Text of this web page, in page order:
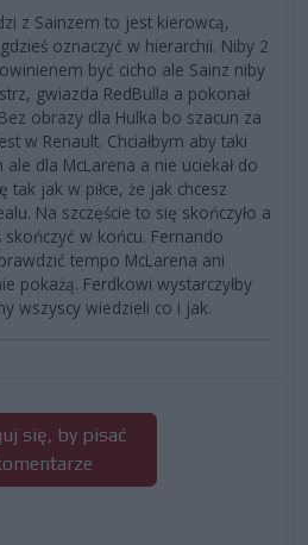
z Sainzem to jest kierowcą,
oznaczyć w hierarchii. Niby 2
być cicho ale Sainz niby
gwiazda RedBulla a pokonał
obrazy dla Hulka bo szacun za
w Renault. Chciałbym aby taki
dla McLarena a nie uciekał do
tak jak w piłce, że jak chcesz
Na szczęście to się skończyło a
w końcu. Fernando
tempo McLarena ani
pokażą. Ferdkowi wystarczyłby
wszyscy wiedzieli co i jak.
się, by pisać